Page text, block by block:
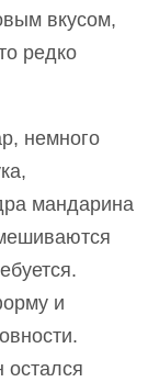
вкусом,
редко
немного
мандарина
и
остался